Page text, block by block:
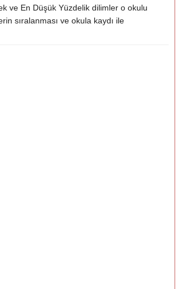
ve En Düşük Yüzdelik dilimler o okulu
sıralanması ve okula kaydı ile